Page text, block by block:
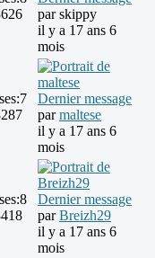
parskippy
il y a 17 ans 6
mois
7
Dernier message
parmaltese
il y a 17 ans 6
mois
8
Dernier message
parBreizh29
il y a 17 ans 6
mois